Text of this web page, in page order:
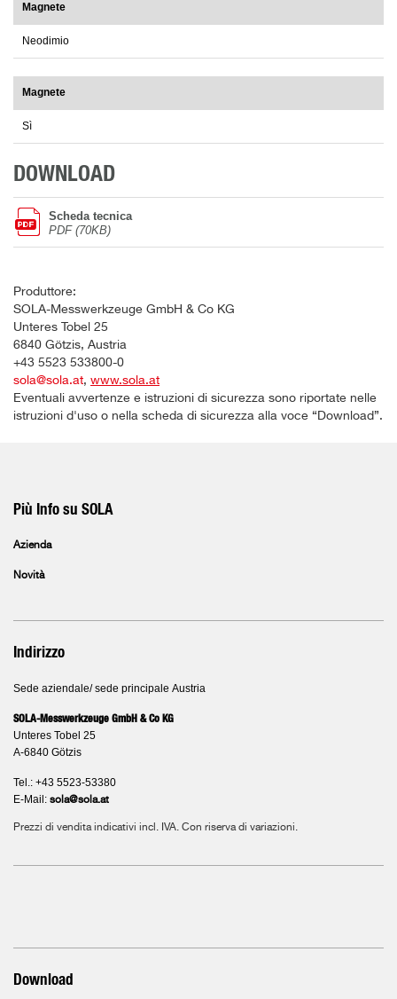
Magnete
Neodimio
Magnete
Sì
DOWNLOAD
Scheda tecnica
PDF (70KB)
Produttore:
SOLA-Messwerkzeuge GmbH & Co KG
Unteres Tobel 25
6840 Götzis, Austria
+43 5523 533800-0
sola@sola.at, www.sola.at
Eventuali avvertenze e istruzioni di sicurezza sono riportate nelle
istruzioni d'uso o nella scheda di sicurezza alla voce “Download”.
Più Info su SOLA
Azienda
Novità
Indirizzo
Sede aziendale/ sede principale Austria
SOLA-Messwerkzeuge GmbH & Co KG
Unteres Tobel 25
A-6840 Götzis
Tel.: +43 5523-53380
E-Mail: sola@sola.at
Prezzi di vendita indicativi incl. IVA. Con riserva di variazioni.
Download